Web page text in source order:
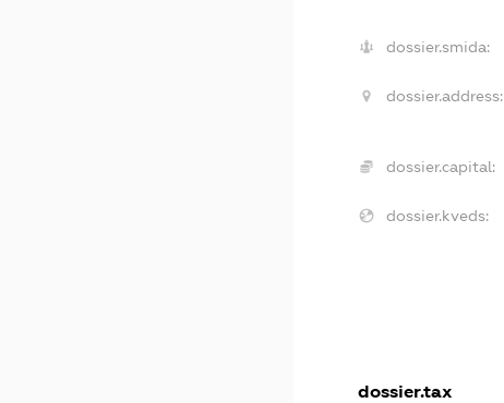
dossier.smida:
dossier.address:
dossier.capital:
dossier.kveds:
dossier.tax